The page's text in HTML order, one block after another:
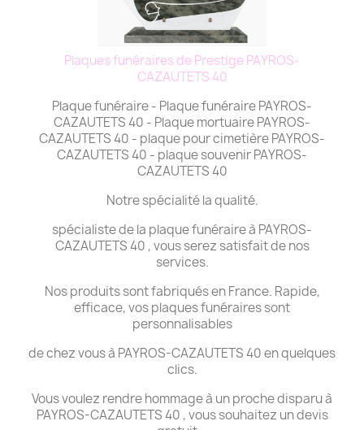
Plaques funéraires de Prestige PAYROS-
CAZAUTETS 40
Plaque funéraire - Plaque funéraire PAYROS-
CAZAUTETS 40 - Plaque mortuaire PAYROS-
CAZAUTETS 40 - plaque pour cimetière PAYROS-
CAZAUTETS 40 - plaque souvenir PAYROS-
CAZAUTETS 40
Notre spécialité la qualité.
spécialiste de la plaque funéraire à PAYROS-
CAZAUTETS 40 , vous serez satisfait de nos
services.
Nos produits sont fabriqués en France. Rapide,
efficace, vos plaques funéraires sont
personnalisables
de chez vous à PAYROS-CAZAUTETS 40 en quelques
clics.
Vous voulez rendre hommage à un proche disparu à
PAYROS-CAZAUTETS 40 , vous souhaitez un devis